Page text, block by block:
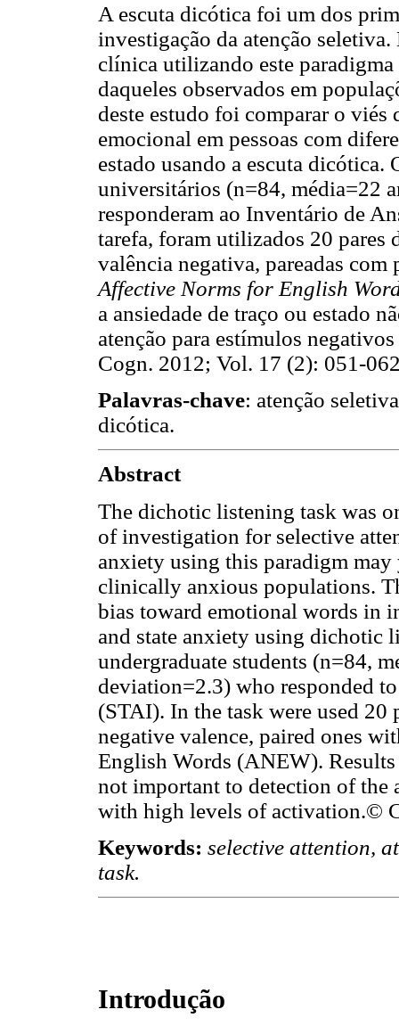
A escuta dicótica foi um dos
investigação da atenção
clínica utilizando este
daqueles observados em
deste estudo foi comparar o viés
emocional em pessoas com
estado usando a escuta dicótica.
universitários (n=84, média=22
responderam ao Inventário de
tarefa, foram utilizados 20 pares
valência negativa, pareadas
Affective Norms for English
a ansiedade de traço ou estado
atenção para estímulos
Cogn. 2012; Vol. 17 (2): 051-
Palavras-chave: atenção
dicótica.
Abstract
The dichotic listening task was
of investigation for selective
anxiety using this paradigm
clinically anxious populations.
bias toward emotional words in
and state anxiety using dichotic
undergraduate students (n=84,
deviation=2.3) who responded
(STAI). In the task were used
negative valence, paired ones
English Words (ANEW).
not important to detection of
with high levels of activation.©
Keywords: selective attention,
task.
Introdução